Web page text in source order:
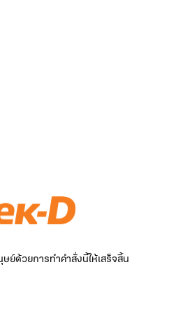
ย์ด้วยการทำคำสั่งนี้ให้เสร็จสิ้น